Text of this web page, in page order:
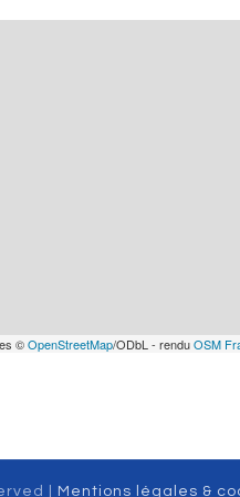
©OpenStreetMap/ODbL - renduOSM
| Mentions légales &